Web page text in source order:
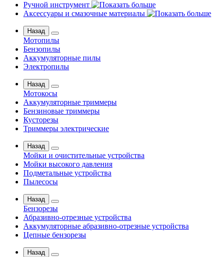
Ручной инструмент
Аксессуары и смазочные материалы
Назад
Мотопилы
Бензопилы
Аккумуляторные пилы
Электропилы
Назад
Мотокосы
Аккумуляторные триммеры
Бензиновые триммеры
Кусторезы
Триммеры электрические
Назад
Мойки и очистительные устройства
Мойки высокого давления
Подметальные устройства
Пылесосы
Назад
Бензорезы
Абразивно-отрезные устройства
Аккумуляторные абразивно-отрезные устройства
Цепные бензорезы
Назад